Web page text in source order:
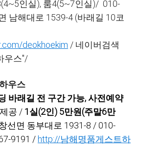
인실), 룸4(5~7인실)/ 010-
남해대로 1539-4 (바래길 10코
deokhoekim / 네이버검색
우스"/
우스
바래길 전 구간 가능, 사전예약
공 / 1실(2인) 5만원(주말6만
선면 동부대로 1931-8 / 010-
9191 / http://남해명품게스트하